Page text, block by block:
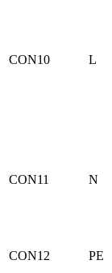
CON10 L
CON11 N
CON12
PE